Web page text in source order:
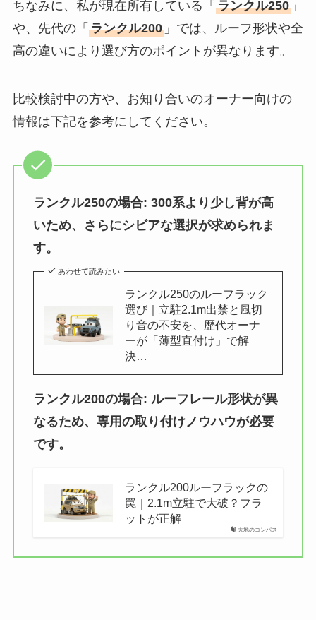
ちなみに、私が現在所有している「 ランクル250」
や、先代の「 ランクル200」では、ルーフ形状や全
高の違いにより選び方のポイントが異なります。
比較検討中の方や、お知り合いのオーナー向けの
情報は下記を参考にしてください。
ランクル250の場合: 300系より少し背が高
いため、さらにシビアな選択が求められま
す。
あわせて読みたい
ランクル250のルーフラック
選び｜立駐2.1m出禁と風切
り音の不安を、歴代オーナ
ーが「薄型直付け」で解
決…
ランクル200の場合: ルーフレール形状が異
なるため、専用の取り付けノウハウが必要
です。
大地のコンパス
ランクル200ルーフラックの
罠｜2.1m立駐で大破？フラ
ットが正解